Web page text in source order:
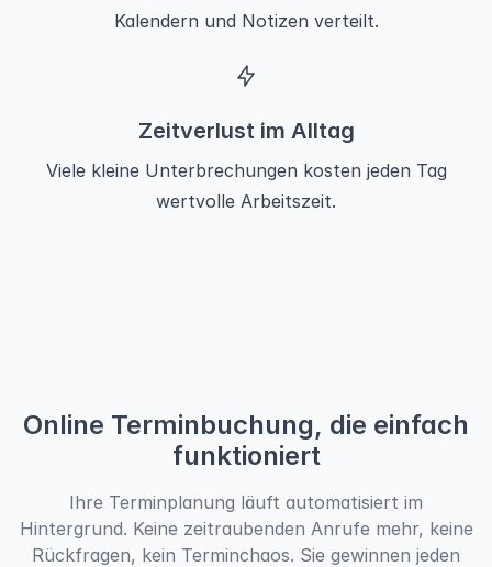
Kalendern und Notizen verteilt.
Zeitverlust im Alltag
Viele kleine Unterbrechungen kosten jeden Tag
wertvolle Arbeitszeit.
Online Terminbuchung, die einfach
funktioniert
Ihre Terminplanung läuft automatisiert im
Hintergrund. Keine zeitraubenden Anrufe mehr, keine
Rückfragen, kein Terminchaos. Sie gewinnen jeden